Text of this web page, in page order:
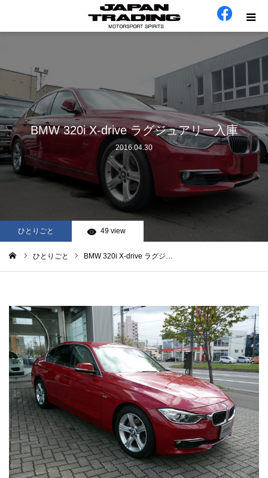
BMW 320i X-drive ラグジュアリー入庫
2016.04.30
ひとりごと 49 view
ひとりごと BMW 320i X-drive ラグジ…
在庫車
会社概要
カテゴリー
工場日誌
お問い合わせ